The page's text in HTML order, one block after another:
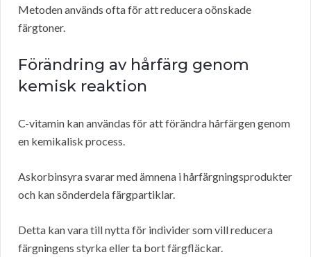
Metoden används ofta för att reducera oönskade
färgtoner.
Förändring av hårfärg genom
kemisk reaktion
C-vitamin kan användas för att förändra hårfärgen genom
en kemikalisk process.
Askorbinsyra svarar med ämnena i hårfärgningsprodukter
och kan sönderdela färgpartiklar.
Detta kan vara till nytta för individer som vill reducera
färgningens styrka eller ta bort färgfläckar.